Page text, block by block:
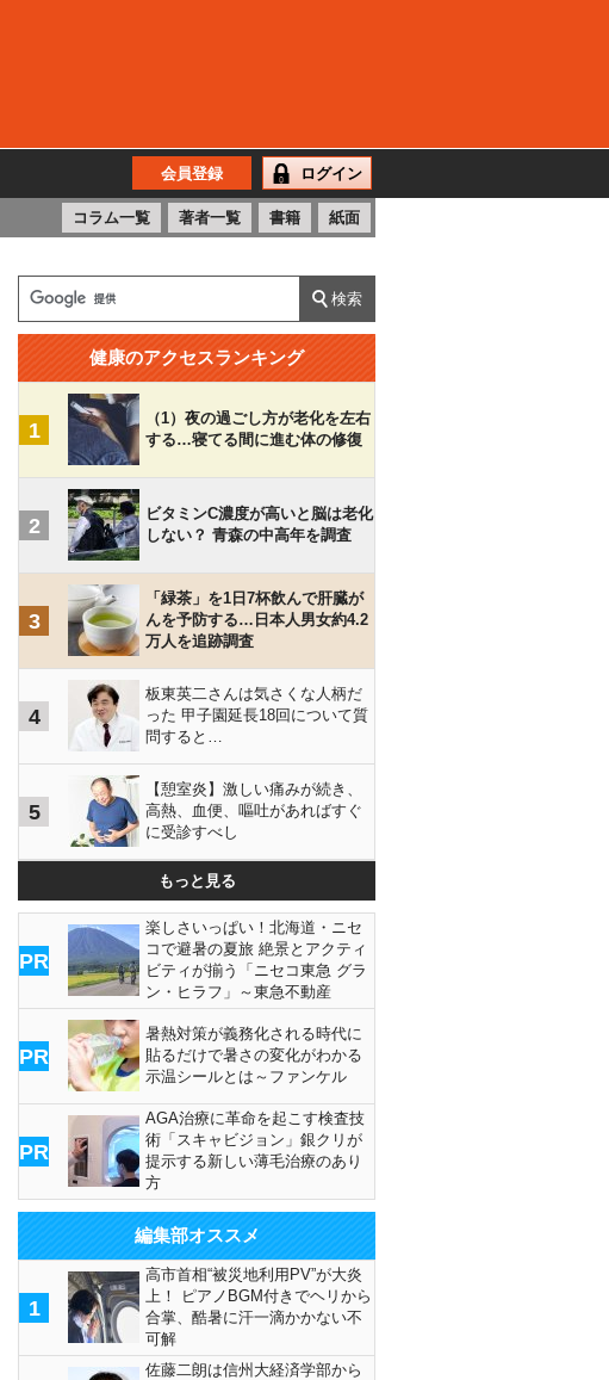
会員登録 ログイン
コラム一覧 著者一覧 書籍 紙面
健康のアクセスランキング
1
（1）夜の過ごし方が老化を左右
する…寝てる間に進む体の修復
2
ビタミンC濃度が高いと脳は老化
しない？ 青森の中高年を調査
3
「緑茶」を1日7杯飲んで肝臓が
んを予防する…日本人男女約4.2
万人を追跡調査
4
板東英二さんは気さくな人柄だ
った 甲子園延長18回について質
問すると…
5
【憩室炎】激しい痛みが続き、
高熱、血便、嘔吐があればすぐ
に受診すべし
もっと見る
PR
楽しさいっぱい！北海道・ニセ
コで避暑の夏旅 絶景とアクティ
ビティが揃う「ニセコ東急 グラ
ン・ヒラフ」～東急不動産
PR
暑熱対策が義務化される時代に
貼るだけで暑さの変化がわかる
示温シールとは～ファンケル
PR
AGA治療に革命を起こす検査技
術「スキャビジョン」銀クリが
提示する新しい薄毛治療のあり
方
編集部オススメ
1
高市首相“被災地利用PV”が大炎
上！ ピアノBGM付きでヘリから
合掌、酷暑に汗一滴かかない不
可解
佐藤二朗は信州大経済学部から